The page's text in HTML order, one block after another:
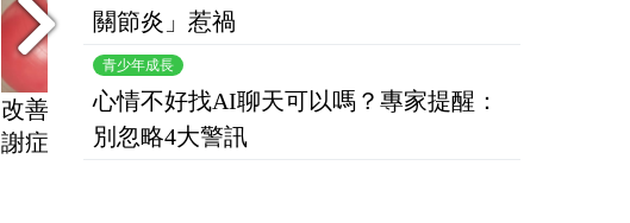
大拇指痛到無法拿鍋鏟
竟是「拇指腕掌關節
心情不好找AI聊天可以
關節炎」惹禍
青少年成長
心情不好找AI聊天可以嗎？專家提醒：
別忽略4大警訊